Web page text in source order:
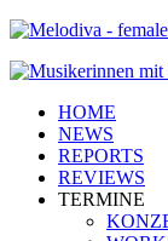
HOME
NEWS
REPORTS
REVIEWS
TERMINE